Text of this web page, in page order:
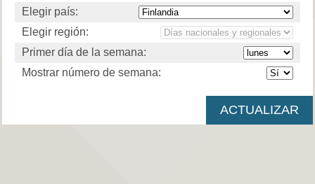
Elegir país:
Elegir región:
Primer día de la semana:
Mostrar número de semana: